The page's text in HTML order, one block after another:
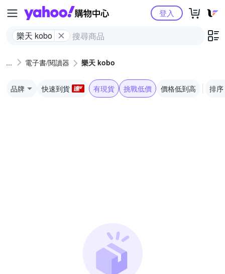
Yahoo購物中心
樂天 kobo
登入
電子書/閱讀器 樂天 kobo
品牌 快速到貨 有現貨 挑戰低價 價格低到高 排序